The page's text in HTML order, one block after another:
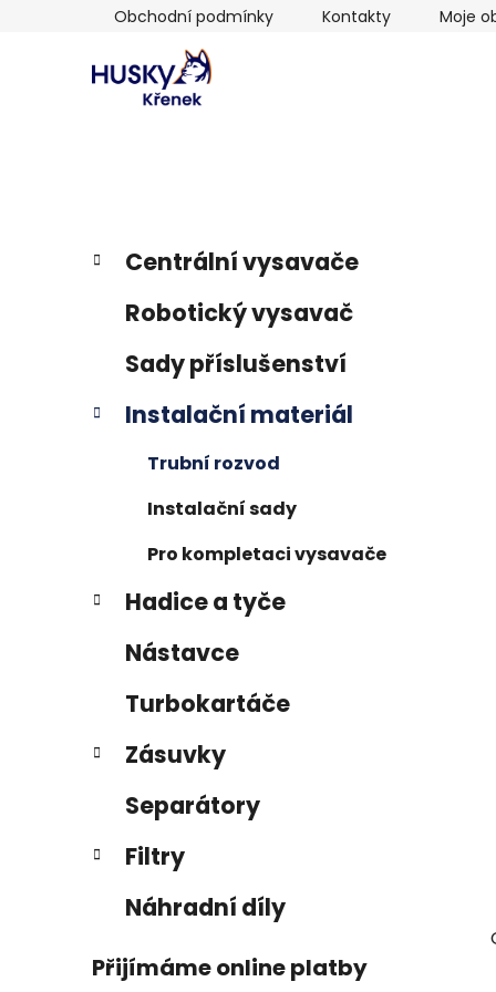
Obchodní podmínky Kontakty Moje
P
n
e
Přeskočit
kategorie
K
a
i
Centrální vysavače
Robotický vysavač
Sady příslušenství
Instalační materiál
Trubní rozvod
Instalační sady
Pro kompletaci vysavače
Hadice a tyče
Nástavce
Turbokartáče
Zásuvky
Separátory
Filtry
Náhradní díly
Přijímáme online platby